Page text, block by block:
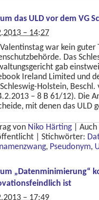
das ULD vor dem VG
– 14:27
war kein
Das
gab
Ireland Limited und
Holstein,
– 8 B 61/12). Die
mit denen das ULD
von Niko Härting
Stichwörter:
, Pseudonym,
„Datenminimierung“
ist
– 17:49